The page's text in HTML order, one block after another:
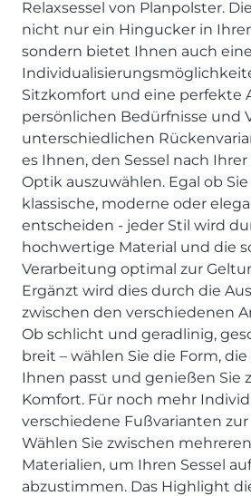
Bar- & Barhockersysteme
Beimöbel
Einzelstühle & Stuhlsysteme
Einzeltische & Tischsysteme
ALLES ANZEIGEN
SOFA, COUCH & CO.
2er Sofas & Funktionssofas
Systemgarnituren Leder
Systemgarnituren Stoff
Sessel & Hocker
ALLES ANZEIGEN
SCHLAFZIMMER
Kleiderschränke & Systeme
Polsterbetten & Boxspring
Einzelbetten & Futonbetten
Folie & Lack
ALLES ANZEIGEN
KÜCHENTECHNIK
Dunstabzug im Kochfeld
Bora - The end of normal
Neff - Mehr Raum für Kreativität
Siemens - Intelligente Lösungen für
Liebherr - hat den Kühlschrank zwar
Aber fast.
Naber - Für die perfekte Küche
Quooker – Der Wasserhahn, der
Systemceram - Das Geheimnis
Küchenspülen
Villeroy & Boch - Design trifft auf
PROSPEKTE
Lebensraum Küche
Prisma Journal
KÜCHEN PROSPEKTE
Lebensraum Küche
Prisma Journal
KÜCHENTECHNIK
Neff - Mehr Raum für Kreativität
BORA - The end of normal
AKTIONEN
Der neue MDS Prospekt
25 Küchen zu Sonderkonditionen
SCHLAFZIMMER
ALLES ANZEIGEN
ESSZIMMER
ALLES ANZEIGEN
KÜCHE
ALLE ANZEIGEN
Historie & Philosophie
360° Rundgang
Kunden-Bewertungen
Über uns
UNSER SERVICE
Aufmaß-Service
Entsorgungs-Service
Finanzkauf-Service
Montage-Service
Interior Design Service
Newsletter-Anmeldung
SERVICES IM ÜBERBLICK
JOBS & KARRIERE
Auszubildende (m/w/d) - Kaufleute
Möbelverkäufer (m/w/d)
Marketing-Manager (m/w/d)
Küchenfachberater (m/w/d)
Relaxsessel von Planpolster.
nicht nur ein Hingucker in
sondern bietet Ihnen auch
Sitzkomfort und eine perfekte
persönlichen Bedürfnisse und
unterschiedlichen
es Ihnen, den Sessel nach
Optik auszuwählen. Egal ob
klassische, moderne oder
entscheiden - jeder Stil wird
hochwertige Material und die
Verarbeitung optimal zur
Ergänzt wird dies durch die
zwischen den verschiedenen
Ob schlicht und geradlinig,
breit – wählen Sie die Form,
Ihnen passt und genießen Sie
Komfort. Für noch mehr
verschiedene Fußvarianten
Wählen Sie zwischen
Materialien, um Ihren Sessel
abzustimmen. Das Highlight